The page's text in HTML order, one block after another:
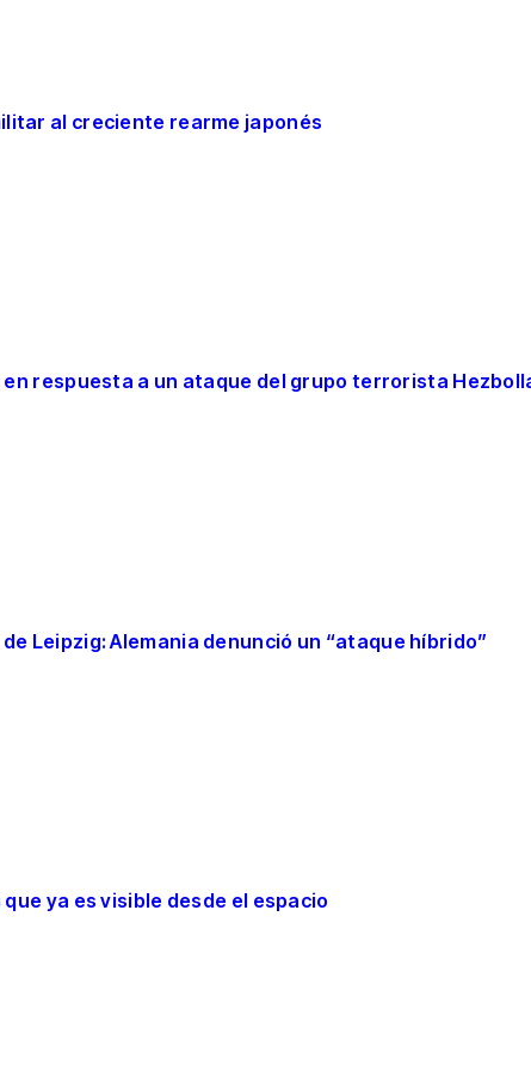
al creciente rearme japonés
respuesta a un ataque del grupo terrorista
Leipzig: Alemania denunció un “ataque híbrido”
ya es visible desde el espacio